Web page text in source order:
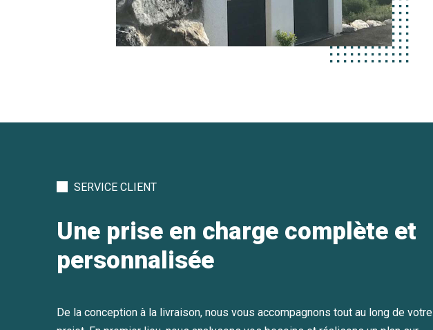
SERVICE CLIENT
Une prise en charge complète et
personnalisée
De la conception à la livraison, nous vous accompagnons tout au long de votre